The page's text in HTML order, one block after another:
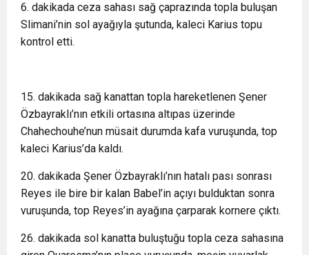
6. dakikada ceza sahası sağ çaprazında topla buluşan
Slimani’nin sol ayağıyla şutunda, kaleci Karius topu
kontrol etti.
15. dakikada sağ kanattan topla hareketlenen Şener
Özbayraklı’nın etkili ortasına altıpas üzerinde
Chahechouhe’nun müsait durumda kafa vuruşunda, top
kaleci Karius’da kaldı.
20. dakikada Şener Özbayraklı’nın hatalı pası sonrası
Reyes ile bire bir kalan Babel’in açıyı bulduktan sonra
vuruşunda, top Reyes’in ayağına çarparak kornere çıktı.
26. dakikada sol kanatta buluştuğu topla ceza sahasına